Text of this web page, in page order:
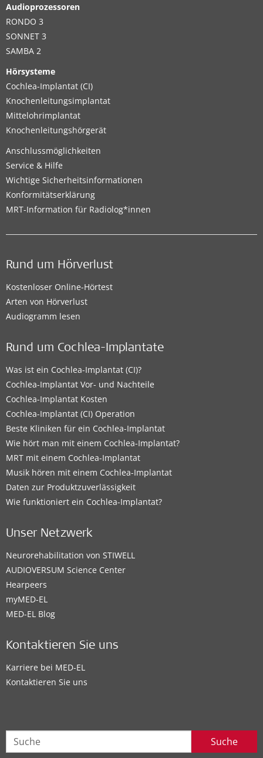
Audioprozessoren
RONDO 3
SONNET 3
SAMBA 2
Hörsysteme
Cochlea-Implantat (CI)
Knochenleitungsimplantat
Mittelohrimplantat
Knochenleitungshörgerät
Anschlussmöglichkeiten
Service & Hilfe
Wichtige Sicherheitsinformationen
Konformitätserklärung
MRT-Information für Radiolog*innen
Rund um Hörverlust
Kostenloser Online-Hörtest
Arten von Hörverlust
Audiogramm lesen
Rund um Cochlea-Implantate
Was ist ein Cochlea-Implantat (CI)?
Cochlea-Implantat Vor- und Nachteile
Cochlea-Implantat Kosten
Cochlea-Implantat (CI) Operation
Beste Kliniken für ein Cochlea-Implantat
Wie hört man mit einem Cochlea-Implantat?
MRT mit einem Cochlea-Implantat
Musik hören mit einem Cochlea-Implantat
Daten zur Produktzuverlässigkeit
Wie funktioniert ein Cochlea-Implantat?
Unser Netzwerk
Neurorehabilitation von STIWELL
AUDIOVERSUM Science Center
Hearpeers
myMED‑EL
MED-EL Blog
Kontaktieren Sie uns
Karriere bei MED-EL
Kontaktieren Sie uns
Suche